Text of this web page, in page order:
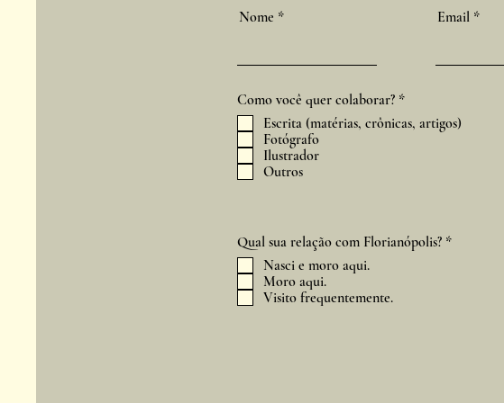
Nome Email
Como você quer colaborar? *O
r
o
Escrita (matérias, crônicas, artigos)
Fotógrafo
Ilustrador
Outros
Qual sua relação com Florianópolis? *O
Nasci e moro aqui.
Moro aqui.
Visito frequentemente.